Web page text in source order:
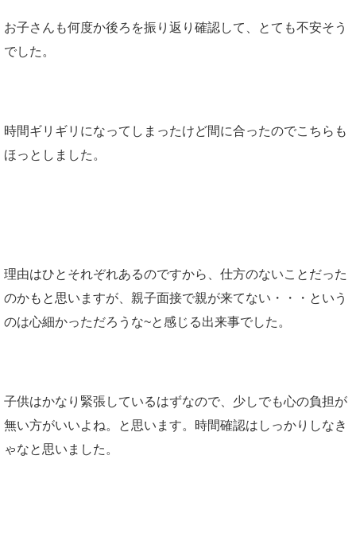
お子さんも何度か後ろを振り返り確認して、とても不安そう
でした。
時間ギリギリになってしまったけど間に合ったのでこちらも
ほっとしました。
理由はひとそれぞれあるのですから、仕方のないことだった
のかもと思いますが、親子面接で親が来てない・・・という
のは心細かっただろうな~と感じる出来事でした。
子供はかなり緊張しているはずなので、少しでも心の負担が
無い方がいいよね。と思います。時間確認はしっかりしなき
ゃなと思いました。